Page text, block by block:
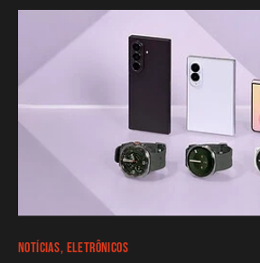
NOTÍCIAS ELETRÔNICOS